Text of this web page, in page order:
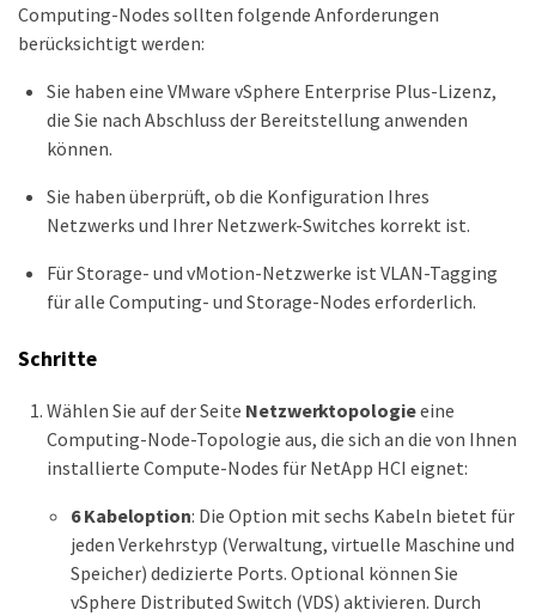
Computing-Nodes sollten folgende Anforderungen
berücksichtigt werden:
Sie haben eine VMware vSphere Enterprise Plus-Lizenz,
die Sie nach Abschluss der Bereitstellung anwenden
können.
Sie haben überprüft, ob die Konfiguration Ihres
Netzwerks und Ihrer Netzwerk-Switches korrekt ist.
Für Storage- und vMotion-Netzwerke ist VLAN-Tagging
für alle Computing- und Storage-Nodes erforderlich.
Schritte
Wählen Sie auf der Seite Netzwerktopologieeine
Computing-Node-Topologie aus, die sich an die von Ihnen
installierte Compute-Nodes für NetApp HCI eignet:
6 Kabeloption: Die Option mit sechs Kabeln bietet für
jeden Verkehrstyp (Verwaltung, virtuelle Maschine und
Speicher) dedizierte Ports. Optional können Sie
vSphere Distributed Switch (VDS) aktivieren. Durch